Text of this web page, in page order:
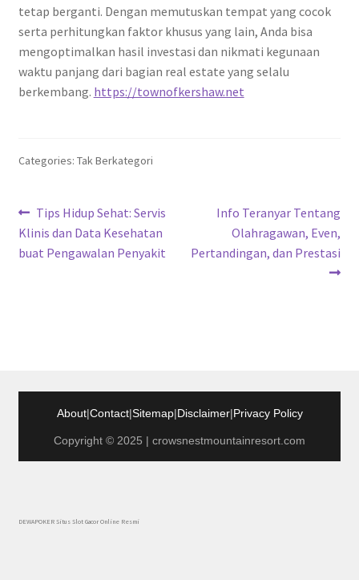
tetap berganti. Dengan memutuskan tempat yang cocok
serta perhitungkan faktor khusus yang lain, Anda bisa
mengoptimalkan hasil investasi dan nikmati kegunaan
waktu panjang dari bagian real estate yang selalu
berkembang. https://townofkershaw.net
Categories: Tak Berkategori
Navigasi
pos
Previous
post:
Tips Hidup Sehat: Servis
Klinis dan Data Kesehatan
buat Pengawalan Penyakit
Next
post:
Info Teranyar Tentang
Olahragawan, Even,
Pertandingan, dan Prestasi
About|Contact|Sitemap|Disclaimer|Privacy Policy
Copyright © 2025 | crowsnestmountainresort.com
DEWAPOKER Situs Slot Gacor Online Resmi